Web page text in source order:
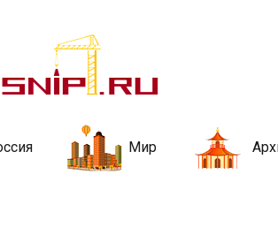
и
стройкой рубрики
Мир